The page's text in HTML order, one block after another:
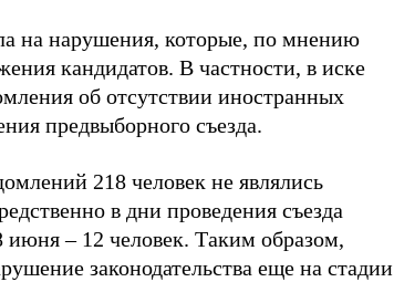
на нарушения, которые, по мнению
кандидатов. В частности, в иске
об отсутствии иностранных
предвыборного съезда.
218 человек не являлись
в дни проведения съезда
июня – 12 человек. Таким образом,
законодательства еще на стадии